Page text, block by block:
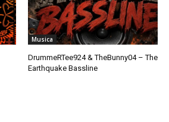
Musica
DrummeRTee924 & TheBunny04 – The
Earthquake Bassline